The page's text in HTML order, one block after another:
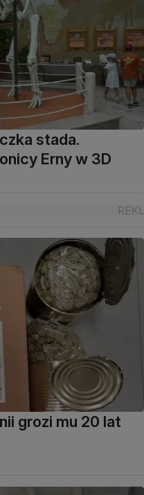
stada.
Erny w 3D
grozi mu 20 lat